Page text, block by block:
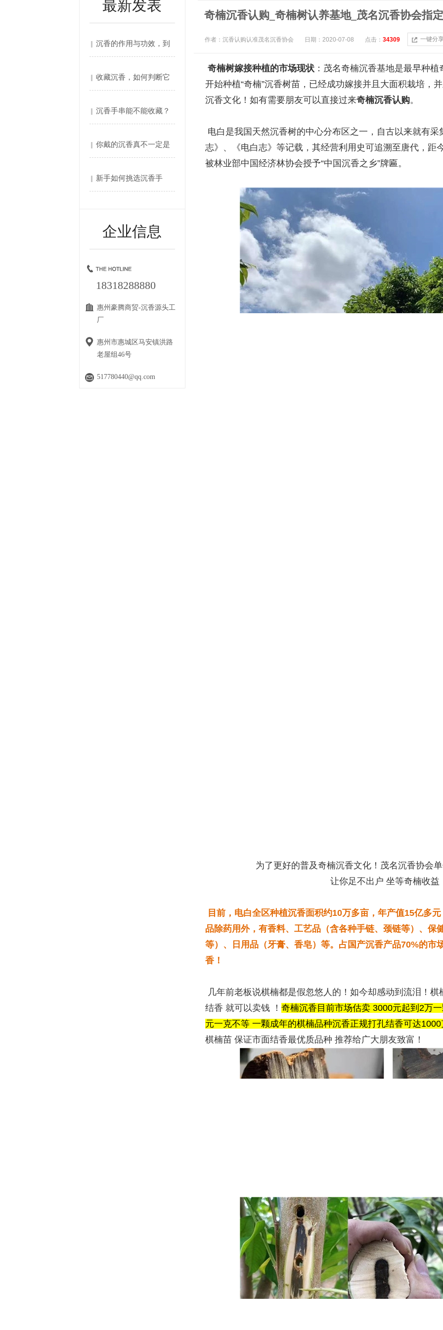
最新发表
沉香的作用与功效，到
收藏沉香，如何判断它
沉香手串能不能收藏？
你戴的沉香真不一定是
新手如何挑选沉香手
企业信息
18318288880
惠州豪腾商贸-沉香源头工
厂
惠州市惠城区马安镇洪路
老屋组46号
517780440@qq.com
奇楠沉香认购_奇楠树认养基地_茂名沉香协会指
作者：沉香认购认准茂名沉香协会 日期：2020-07-08 点击： 34309 一键分
奇楠树嫁接种植的市场现状：茂名奇楠沉香基地是最早种
开始种植“奇楠”沉香树苗，已经成功嫁接并且大面积栽培，
沉香文化！如有需要朋友可以直接过来奇楠沉香认购。
电白是我国天然沉香树的中心分布区之一，自古以来就有
志》、《电白志》等记载，其经营利用史可追溯至唐代，距
被林业部中国经济林协会授予“中国沉香之乡”牌匾。
为了更好的普及奇楠沉香文化！茂名沉香协会
让你足不出户 坐等奇楠收益
目前，电白全区种植沉香面积约10万多亩，年产值15亿多
品除药用外，有香料、工艺品（含各种手链、颈链等）、保
等）、日用品（牙膏、香皂）等。 占国产沉香产品70%的市
香！
几年前老板说棋楠都是假忽悠人的！如今却感动到流泪！
结香 就可以卖钱 ！ 奇楠沉香目前市场估卖 3000元起到2万
元一克不等 一颗成年的棋楠品种沉香正规打孔结香可达
棋楠苗 保证市面结香最优质品种 推荐给广大朋友致富！